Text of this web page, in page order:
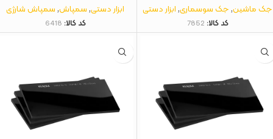
جک ماشین,جک سوسماری,ابزار دستی
کد کالا: 7852
ابزار دستی,سمپاش,سمپاش شارژی
کد کالا: 6418